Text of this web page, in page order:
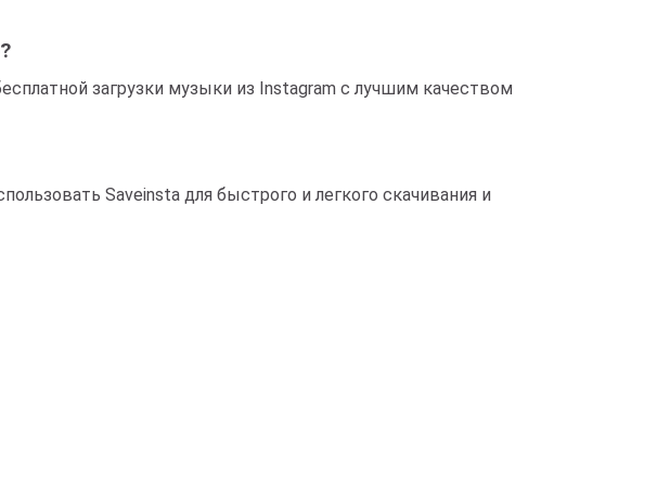
загрузки музыки из Instagram с лучшим качеством
Saveinsta для быстрого и легкого скачивания и